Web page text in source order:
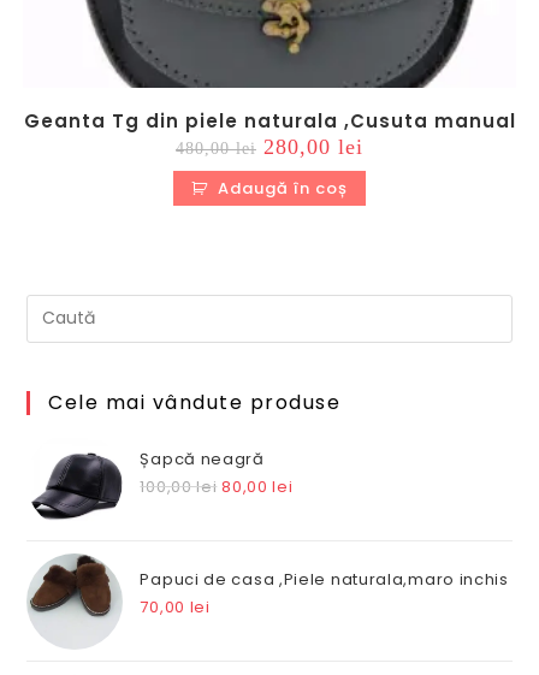
Geanta Tg din piele naturala ,Cusuta manual
480,00lei Prețul
inițial
a
fost:
480,00 lei.
280,00 lei
este:
Adaugă în coș
Cele mai vândute produse
Șapcă neagră
100,00lei Prețul
fost:
80,00lei
80,00 lei.
Papuci de casa ,Piele naturala,maro inchis
70,00 lei